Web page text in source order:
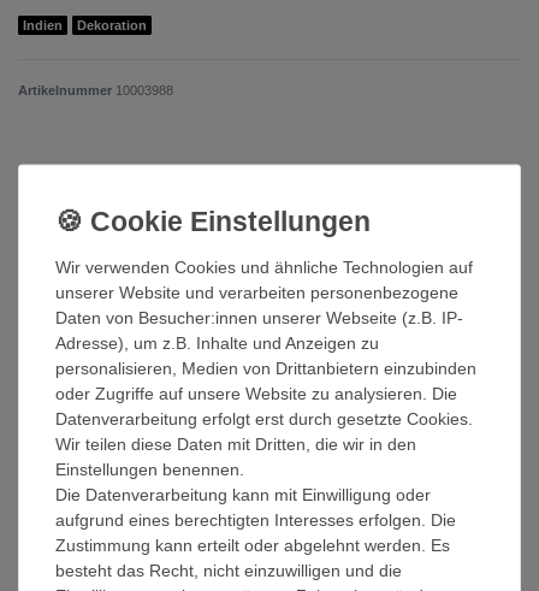
Indien Dekoration
Artikelnummer 10003988
17,90 EUR
Inhalt1
Sofort versandfertig
In den Warenkorb
Wunschliste
* inkl. ges. MwSt. zzgl.Versandkosten
Beschreibung
Wir verwenden Cookies und ähnliche Technologien auf
unserer Website und verarbeiten personenbezogene
Daten von Besucher:innen unserer Webseite (z.B. IP-
Adresse), um z.B. Inhalte und Anzeigen zu
personalisieren, Medien von Drittanbietern einzubinden
oder Zugriffe auf unsere Website zu analysieren. Die
Datenverarbeitung erfolgt erst durch gesetzte Cookies.
Wir teilen diese Daten mit Dritten, die wir in den
Einstellungen benennen.
Die Datenverarbeitung kann mit Einwilligung oder
aufgrund eines berechtigten Interesses erfolgen. Die
Zustimmung kann erteilt oder abgelehnt werden. Es
besteht das Recht, nicht einzuwilligen und die